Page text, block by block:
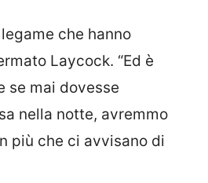
che hanno
Laycock. “Ed è
se mai dovesse
nella notte, avremmo
più che ci avvisano di